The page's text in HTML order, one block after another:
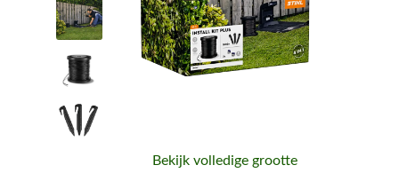
Accessoires
Bekijk volledige grootte